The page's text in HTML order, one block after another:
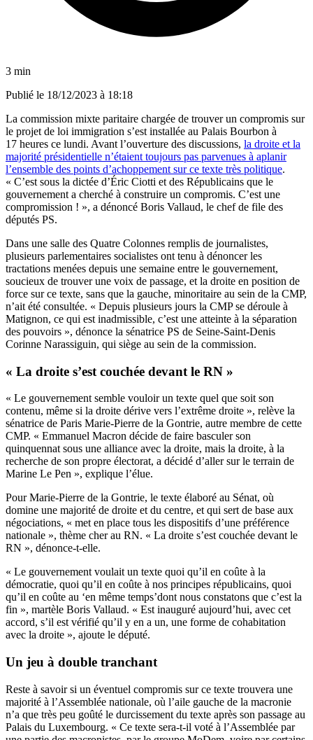
3 min
Publié le 18/12/2023 à 18:18
La commission mixte paritaire chargée de trouver un compromis sur
le projet de loi immigration s’est installée au Palais Bourbon à
17 heures ce lundi. Avant l’ouverture des discussions, la droite et la
majorité présidentielle n’étaient toujours pas parvenues à aplanir
l’ensemble des points d’achoppement sur ce texte très politique.
« C’est sous la dictée d’Éric Ciotti et des Républicains que le
gouvernement a cherché à construire un compromis. C’est une
compromission ! », a dénoncé Boris Vallaud, le chef de file des
députés PS.
Dans une salle des Quatre Colonnes remplis de journalistes,
plusieurs parlementaires socialistes ont tenu à dénoncer les
tractations menées depuis une semaine entre le gouvernement,
soucieux de trouver une voix de passage, et la droite en position de
force sur ce texte, sans que la gauche, minoritaire au sein de la CMP,
n’ait été consultée. « Depuis plusieurs jours la CMP se déroule à
Matignon, ce qui est inadmissible, c’est une atteinte à la séparation
des pouvoirs », dénonce la sénatrice PS de Seine-Saint-Denis
Corinne Narassiguin, qui siège au sein de la commission.
« La droite s’est couchée devant le RN »
« Le gouvernement semble vouloir un texte quel que soit son
contenu, même si la droite dérive vers l’extrême droite », relève la
sénatrice de Paris Marie-Pierre de la Gontrie, autre membre de cette
CMP. « Emmanuel Macron décide de faire basculer son
quinquennat sous une alliance avec la droite, mais la droite, à la
recherche de son propre électorat, a décidé d’aller sur le terrain de
Marine Le Pen », explique l’élue.
Pour Marie-Pierre de la Gontrie, le texte élaboré au Sénat, où
domine une majorité de droite et du centre, et qui sert de base aux
négociations, « met en place tous les dispositifs d’une préférence
nationale », thème cher au RN. « La droite s’est couchée devant le
RN », dénonce-t-elle.
« Le gouvernement voulait un texte quoi qu’il en coûte à la
démocratie, quoi qu’il en coûte à nos principes républicains, quoi
qu’il en coûte au ‘en même temps’dont nous constatons que c’est la
fin », martèle Boris Vallaud. « Est inauguré aujourd’hui, avec cet
accord, s’il est vérifié qu’il y en a un, une forme de cohabitation
avec la droite », ajoute le député.
Un jeu à double tranchant
Reste à savoir si un éventuel compromis sur ce texte trouvera une
majorité à l’Assemblée nationale, où l’aile gauche de la macronie
n’a que très peu goûté le durcissement du texte après son passage au
Palais du Luxembourg. « Ce texte sera-t-il voté à l’Assemblée par